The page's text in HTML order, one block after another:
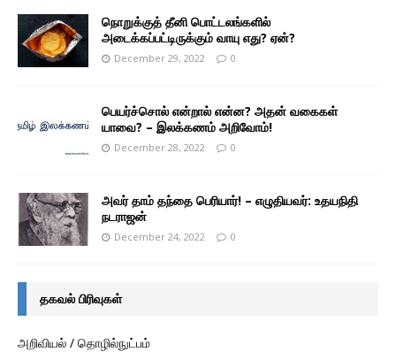
நொறுக்குத் தீனி பொட்டலங்களில்
அடைக்கப்பட்டிருக்கும் வாயு எது? ஏன்?
December 29, 2022 0
பெயர்ச்சொல் என்றால் என்ன? அதன் வகைகள்
யாவை? – இலக்கணம் அறிவோம்!
December 28, 2022 0
அவர் தாம் தந்தை பெரியார்! – எழுதியவர்: உதயநிதி
நடராஜன்
December 24, 2022 0
தகவல் பிரிவுகள்
அறிவியல் / தொழில்நுட்பம்